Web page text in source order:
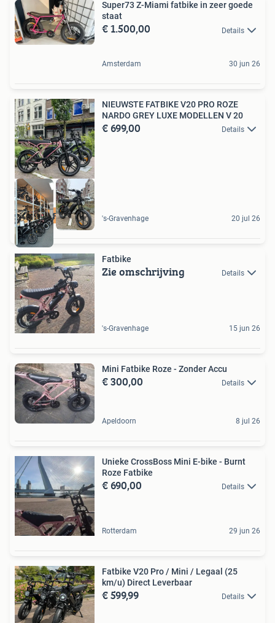
Super73 Z-Miami fatbike in zeer goede
staat
€ 1.500,00 Details
Amsterdam 30 jun 26
Direct Fietsen
NIEUWSTE FATBIKE V20 PRO ROZE
NARDO GREY LUXE MODELLEN V 20
€ 699,00 Details
's-Gravenhage 20 jul 26
Fatbike
Zie omschrijving Details
's-Gravenhage 15 jun 26
Mini Fatbike Roze - Zonder Accu
€ 300,00 Details
Apeldoorn 8 jul 26
Unieke CrossBoss Mini E-bike - Burnt
Roze Fatbike
€ 690,00 Details
Rotterdam 29 jun 26
Fatbike V20 Pro / Mini / Legaal (25
km/u) Direct Leverbaar
€ 599,99 Details